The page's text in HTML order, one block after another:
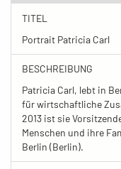
TITEL
Portrait Patricia Carl
BESCHREIBUNG
Patricia Carl, lebt in
für wirtschaftliche
2013 ist sie
Menschen und ihre
Berlin (Berlin).